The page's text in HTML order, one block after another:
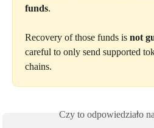
funds.
Recovery of those funds is not
careful to only send supported
chains.
Czy to odpowiedziało